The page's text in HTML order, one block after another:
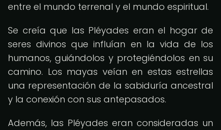
entre el mundo terrenal y el mundo espiritual.
Se creía que las Pléyades eran el hogar de
seres divinos que influían en la vida de los
humanos, guiándolos y protegiéndolos en su
camino. Los mayas veían en estas estrellas
una representación de la sabiduría ancestral
y la conexión con sus antepasados.
Además, las Pléyades eran consideradas un